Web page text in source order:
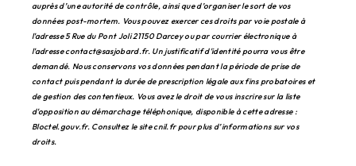
auprès d’une autorité de contrôle, ainsi que d’organiser le sort de vos
données post-mortem. Vous pouvez exercer ces droits par voie postale à
l'adresse 5 Rue du Pont Joli 21150 Darcey ou par courrier électronique à
l'adresse contact@sasjobard.fr. Un justificatif d'identité pourra vous être
demandé. Nous conservons vos données pendant la période de prise de
contact puis pendant la durée de prescription légale aux fins probatoires et
de gestion des contentieux. Vous avez le droit de vous inscrire sur la liste
d'opposition au démarchage téléphonique, disponible à cette adresse :
Bloctel.gouv.fr. Consultez le site cnil.fr pour plus d’informations sur vos
droits.